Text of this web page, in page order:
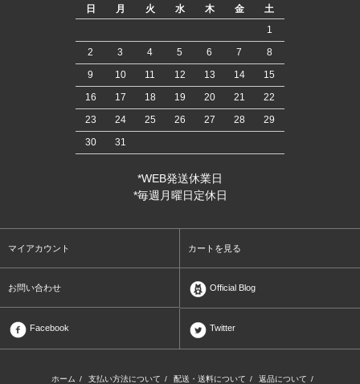
日
月 火 水 木 金
土
1
2
3 4 5 6 7
8
9
10 11 12 13 14
15
16
17 18 19 20 21
22
23
24 25 26 27 28
29
30
31
*WEB発送休業日
*毎週月曜日定休日
マイアカウント カートを見る
お問い合わせ Official Blog
Facebook Twitter
ホーム / 支払い方法について / 配送・送料について / 返品について /